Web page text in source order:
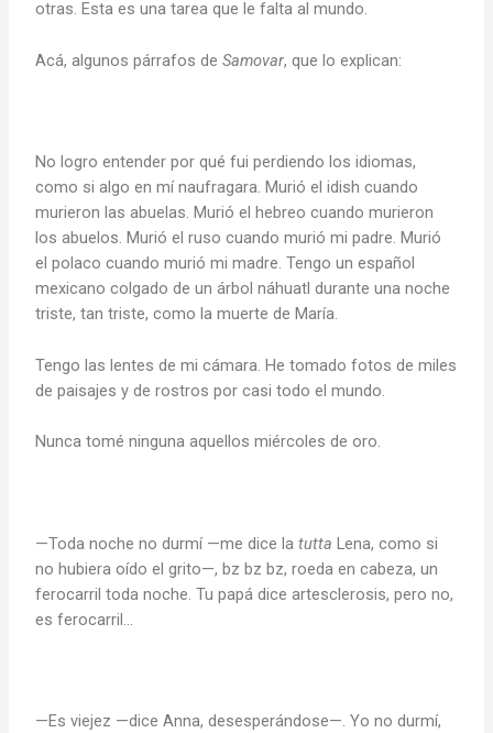
otras. Esta es una tarea que le falta al mundo.
Acá, algunos párrafos deSamovar, que lo explican:
No logro entender por qué fui perdiendo los idiomas,
como si algo en mí naufragara. Murió el idish cuando
murieron las abuelas. Murió el hebreo cuando murieron
los abuelos. Murió el ruso cuando murió mi padre. Murió
el polaco cuando murió mi madre. Tengo un español
mexicano colgado de un árbol náhuatl durante una noche
triste, tan triste, como la muerte de María.
Tengo las lentes de mi cámara. He tomado fotos de miles
de paisajes y de rostros por casi todo el mundo.
Nunca tomé ninguna aquellos miércoles de oro.
—Toda noche no durmí —me dice latuttaLena, como si
no hubiera oído el grito—, bz bz bz, roeda en cabeza, un
ferocarril toda noche. Tu papá dice artesclerosis, pero no,
es ferocarril…
—Es viejez —dice Anna, desesperándose—. Yo no durmí,